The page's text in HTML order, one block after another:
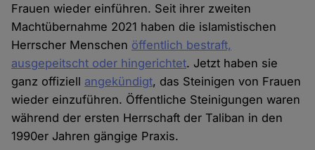
Frauen wieder einführen. Seit ihrer zweiten
Machtübernahme 2021 haben die islamistischen
Herrscher Menschen öffentlich bestraft,
ausgepeitscht oder hingerichtet. Jetzt haben sie
ganz offiziell angekündigt, das Steinigen von Frauen
wieder einzuführen. Öffentliche Steinigungen waren
während der ersten Herrschaft der Taliban in den
1990er Jahren gängige Praxis.